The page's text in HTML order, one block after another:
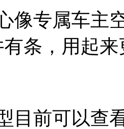
像专属车主
条，用起
目前可以查